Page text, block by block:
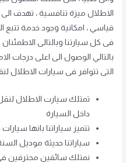
الاطلال ميزة تنافسية ، تهدف
قياسي ، امكانية وجود خدمة تتبع
فى كل سيارتنا وبالتالى
بالتالي الوصول الى اعلى درجات
التى تتوافر فى سيارات الاطلال
تمتلك سيارت الاطلال
داخل السيارة
تتميز سياراتنا بانها
سياراتنا حديثة موديل
نمتلك سائقين محترفين